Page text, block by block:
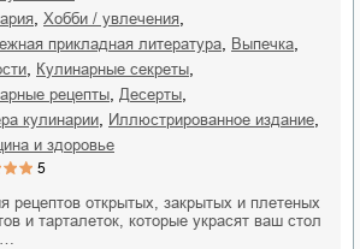
хобби / увлечения
прикладная литература выпечка
кулинарные секреты
рецепты десерты
кулинарии иллюстрированное издание
и здоровье
5
рецептов открытых, закрытых и плетеных
и тарталеток, которые украсят ваш стол